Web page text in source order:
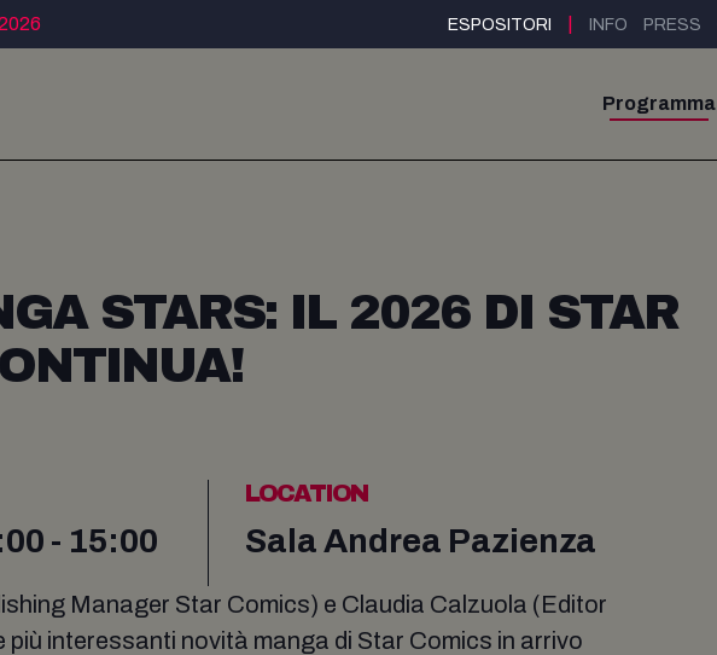
ESPOSITORI INFO PRESS
Programma
STARS: IL 2026 DI STAR
- 15:00
LOCATION
Sala Andrea Pazienza
Manager Star Comics) e Claudia Calzuola (Editor
più interessanti novità manga di Star Comics in arrivo